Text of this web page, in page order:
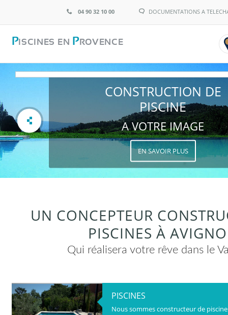
04 90 32 10 00 DOCUMENTATIONS A
PISCINES EN PROVENCE
CONSTRUCTION DE
PISCINE
A VOTRE IMAGE
EN SAVOIR PLUS
UN CONCEPTEUR
PISCINES À
Qui réalisera votre rêve dans le
PISCINES
Nous sommes constructeur de